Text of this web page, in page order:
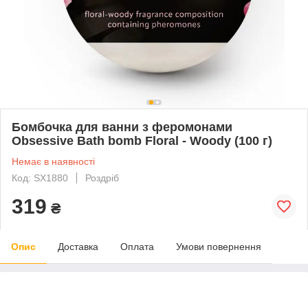
Бомбочка для ванни з феромонами
Obsessive Bath bomb Floral - Woody (100 г)
Немає в наявності
Код: SX1880
Роздріб
319 ₴
Опис Доставка Оплата Умови повернення